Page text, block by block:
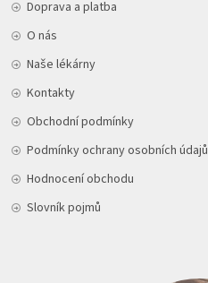
Doprava a platba
O nás
Naše lékárny
Kontakty
Obchodní podmínky
Podmínky ochrany osobních údajů
Hodnocení obchodu
Slovník pojmů